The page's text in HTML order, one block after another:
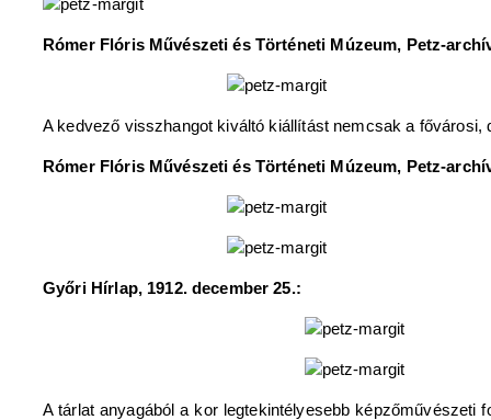
Rómer Flóris Művészeti és Történeti Múzeum, Petz-
A kedvező visszhangot kiváltó kiállítást nemcsak a
Rómer Flóris Művészeti és Történeti Múzeum, Petz-
Győri Hírlap, 1912. december 25.:
A tárlat anyagából a kor legtekintélyesebb képzőművészeti